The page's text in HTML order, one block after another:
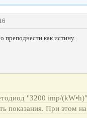
как истину.
"3200 imp/
показания. При этом